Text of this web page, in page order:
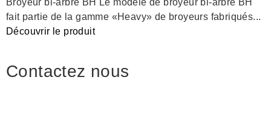
fait partie de la gamme «Heavy» de broyeurs fabriqués...
Découvrir le produit
Contactez nous